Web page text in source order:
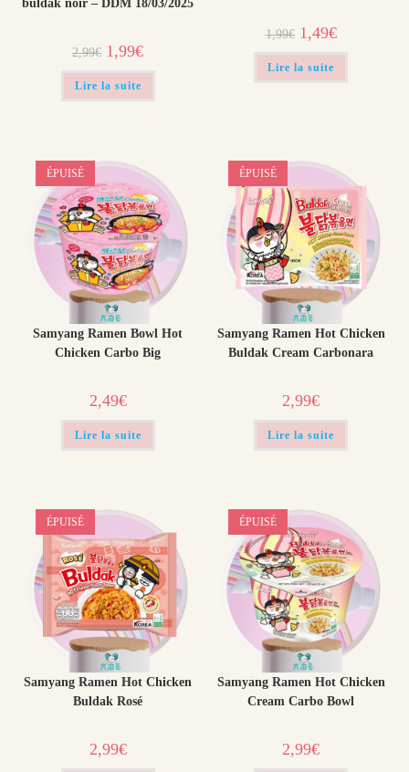
buldak noir – DDM 18/03/2025
2,99€ Le
prix
initial
était :
2,99€.
1,99€Le
prix
actuel
1,99€.
Lire la suite
1,99€ Le
prix
initial
était :
1,99€.
1,49€Le
prix
actuel
1,49€.
Lire la suite
ÉPUISÉ
Samyang Ramen Bowl Hot
Chicken Carbo Big
2,49€
Lire la suite
ÉPUISÉ
Samyang Ramen Hot Chicken
Buldak Cream Carbonara
2,99€
Lire la suite
ÉPUISÉ
Samyang Ramen Hot Chicken
Buldak Rosé
2,99€
ÉPUISÉ
Samyang Ramen Hot Chicken
Cream Carbo Bowl
2,99€